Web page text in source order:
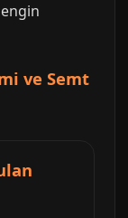
ve Semt